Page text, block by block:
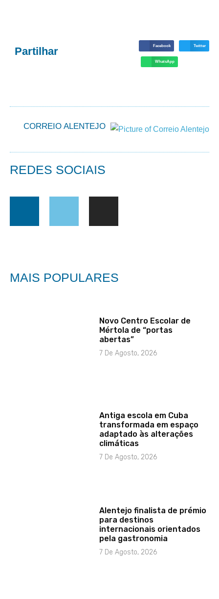
Partilhar Facebook Twitter
WhatsApp
CORREIO ALENTEJO
REDES SOCIAIS
MAIS POPULARES
Novo Centro Escolar de
Mértola de “portas
abertas”
7 De Agosto, 2026
Antiga escola em Cuba
transformada em espaço
adaptado às alterações
climáticas
7 De Agosto, 2026
Alentejo finalista de prémio
para destinos
internacionais orientados
pela gastronomia
7 De Agosto, 2026